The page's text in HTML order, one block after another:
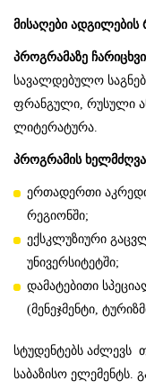
მისაღები
პროგრამაზე
სავალდებულო
ფრანგული, რუსული
ლიტერატურა.
პროგრამის
ერთადერთი
რეგიონში;
ექსკლუზიური
უნივერსიტეტში;
დამატებითი
(მენეჯმენტი,
სტუდენტებს აძლევს
საბაზისო ელემენტს.